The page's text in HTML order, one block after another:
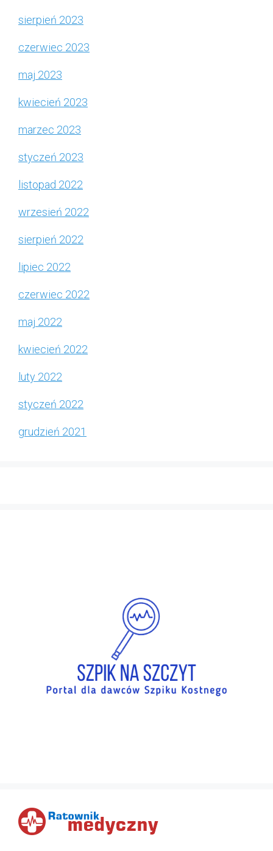
sierpień 2023
czerwiec 2023
maj 2023
kwiecień 2023
marzec 2023
styczeń 2023
listopad 2022
wrzesień 2022
sierpień 2022
lipiec 2022
czerwiec 2022
maj 2022
kwiecień 2022
luty 2022
styczeń 2022
grudzień 2021